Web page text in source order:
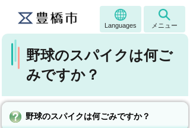
Languages メニュー
野球のスパイクは何ご
みですか？
野球のスパイクは何ごみですか？